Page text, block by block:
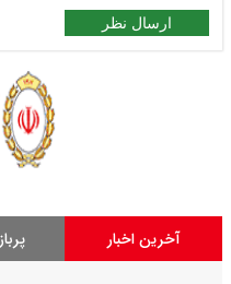
ارسال نظر
آخرین اخبار